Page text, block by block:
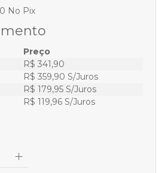
No Pix
Preço
R$ 341,90
R$ 359,90 S/Juros
R$ 179,95 S/Juros
R$ 119,96 S/Juros